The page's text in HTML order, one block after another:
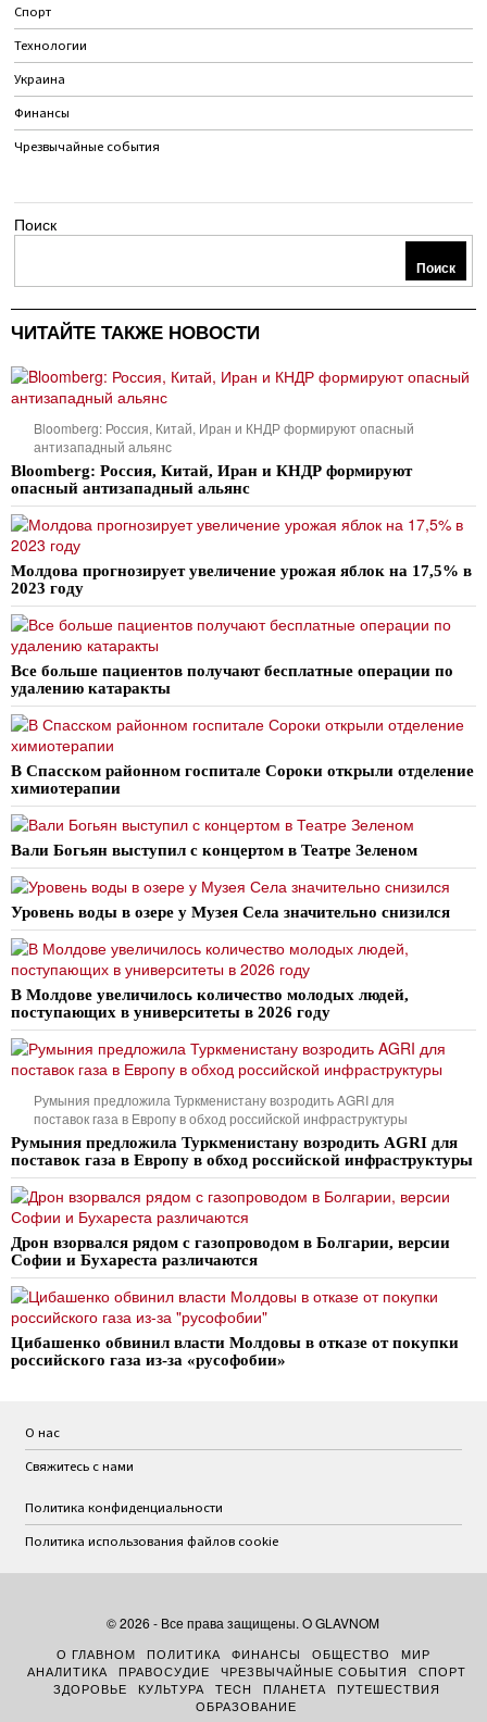
Спорт
Технологии
Украина
Финансы
Чрезвычайные события
Поиск
Поиск
ЧИТАЙТЕ ТАКЖЕ НОВОСТИ
Bloomberg: Россия, Китай, Иран и КНДР формируют опасный
антизападный альянс
Bloomberg: Россия, Китай, Иран и КНДР формируют
опасный антизападный альянс
Молдова прогнозирует увеличение урожая яблок на 17,5% в
2023 году
Все больше пациентов получают бесплатные операции по
удалению катаракты
В Спасском районном госпитале Сороки открыли отделение
химиотерапии
Вали Богьян выступил с концертом в Театре Зеленом
Уровень воды в озере у Музея Села значительно снизился
В Молдове увеличилось количество молодых людей,
поступающих в университеты в 2026 году
Румыния предложила Туркменистану возродить AGRI для
поставок газа в Европу в обход российской инфраструктуры
Румыния предложила Туркменистану возродить AGRI для
поставок газа в Европу в обход российской инфраструктуры
Дрон взорвался рядом с газопроводом в Болгарии, версии
Софии и Бухареста различаются
Цибашенко обвинил власти Молдовы в отказе от покупки
российского газа из-за «русофобии»
О нас
Свяжитесь с нами
Политика конфиденциальности
Политика использования файлов cookie
©2026 - Все права защищены. O GLAVNOM
О ГЛАВНОМ ПОЛИТИКА ФИНАНСЫ ОБЩЕСТВО
МИР
АНАЛИТИКА
ПРАВОСУДИЕ ЧРЕЗВЫЧАЙНЫЕ СОБЫТИЯ
СПОРТ
ЗДОРОВЬЕ
КУЛЬТУРА TECH ПЛАНЕТА
ПУТЕШЕСТВИЯ
ОБРАЗОВАНИЕ